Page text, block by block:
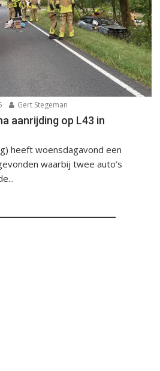
Gert Stegeman
aanrijding op L43 in
heeft woensdagavond een
waarbij twee auto’s